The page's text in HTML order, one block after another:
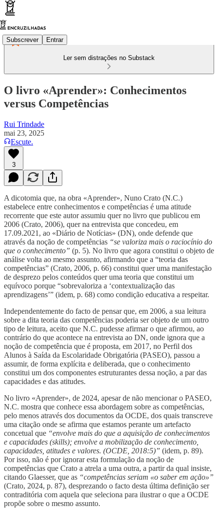
Subscrever Entrar
Ler sem distrações no Substack
O livro «Aprender»: Conhecimentos
versus Competências
Rui Trindade
mai 23, 2025
Escute.
3
A dicotomia que, na obra «Aprender», Nuno Crato (N.C.)
estabelece entre conhecimentos e competências é uma atitude
recorrente que este autor assumiu quer no livro que publicou em
2006 (Crato, 2006), quer na entrevista que concedeu, em
17.09.2021, ao «Diário de Notícias» (DN), onde defende que
através da noção de competências “se valoriza mais o raciocínio do
que o conhecimento” (p. 5). No livro que agora constitui o objeto de
análise volta ao mesmo assunto, afirmando que a “teoria das
competências” (Crato, 2006, p. 66) constitui quer uma manifestação
de desprezo pelos conteúdos quer uma teoria que constitui um
equívoco porque “sobrevaloriza a ‘contextualização das
aprendizagens’” (idem, p. 68) como condição educativa a respeitar.
Independentemente do facto de pensar que, em 2006, a sua leitura
sobre a dita teoria das competências poderia ser objeto de um outro
tipo de leitura, aceito que N.C. pudesse afirmar o que afirmou, ao
contrário do que acontece na entrevista ao DN, onde ignora que a
noção de competência que é proposta, em 2017, no Perfil dos
Alunos à Saída da Escolaridade Obrigatória (PASEO), passou a
assumir, de forma explícita e deliberada, que o conhecimento
constitui um dos componentes estruturantes dessa noção, a par das
capacidades e das atitudes.
No livro «Aprender», de 2024, apesar de não mencionar o PASEO,
N.C. mostra que conhece essa abordagem sobre as competências,
pelo menos através dos documentos da OCDE, dos quais transcreve
uma citação onde se afirma que estamos perante um artefacto
concetual que “envolve mais do que a aquisição de conhecimentos
e capacidades (skills); envolve a mobilização de conhecimento,
capacidades, atitudes e valores. (OCDE, 2018:5)” (idem, p. 89).
Por isso, não é por ignorar esta formulação da noção de
competências que Crato a atrela a uma outra, a partir da qual insiste,
citando Glaesser, que as “competências seriam «o saber em ação»”
(Crato, 2024, p. 87), desprezando o facto desta última definição ser
contraditória com aquela que seleciona para ilustrar o que a OCDE
propõe sobre o mesmo assunto.